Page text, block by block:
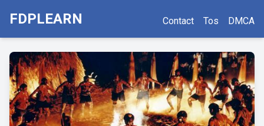
FDPLEARN Contact Tos DMCA